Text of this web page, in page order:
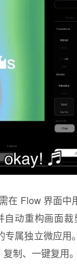
在 Flow 界面中
动重构画面裁
属独立微应用
制、一键复用。